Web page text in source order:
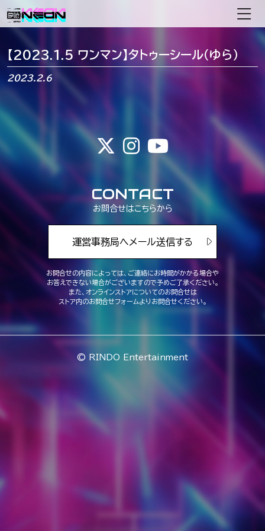
メインナビゲーション
【2023.1.5 ワンマン】タトゥーシール（ゆら）
2023.2.6
CONTACT
お問合せはこちらから
運営事務局へメール送信する
お問合せの内容によっては、ご連絡にお時間がかかる場合や
お答えできない場合がございますので予めご了承ください。
また、オンラインストアについてのお問合せは
ストア内のお問合せフォームよりお問合せください。
© RINDO Entertainment